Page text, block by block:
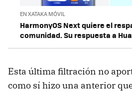
EN XATAKA MÓVIL
HarmonyOS Next quiere el
comunidad. Su respuesta a
Esta última filtración no
como sí hizo una anterior